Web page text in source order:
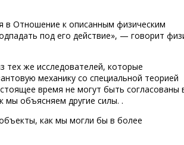
в Отношение к описанным физическим
под его действие», — говорит
тех же исследователей, которые
механику со специальной теорией
время не могут быть согласованы
объясняем другие силы. .
как мы могли бы в более